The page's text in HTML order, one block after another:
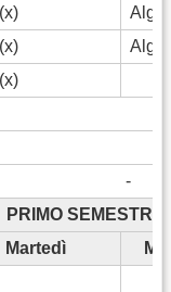
-
PRIMO SEMESTRE
Martedì